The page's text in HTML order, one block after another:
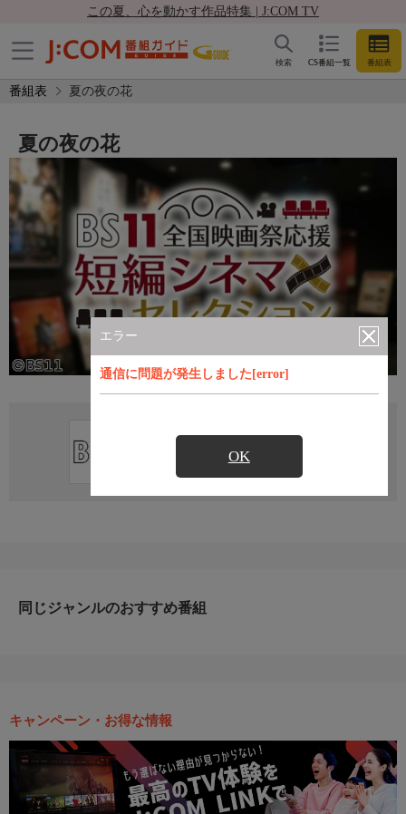
この夏、心を動かす作品特集 | J:COM TV
CS番組一覧 番組表
検索
番組表 夏の夜の花
エラー
通信に問題が発生しました[error]
OK
夏の夜の花
直近の放送予定はありません
同じジャンルのおすすめ番組
キャンペーン・お得な情報